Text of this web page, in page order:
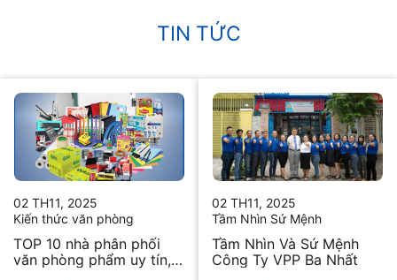
TIN TỨC
02 TH11, 2025
Kiến thức văn phòng
TOP 10 nhà phân phối
văn phòng phẩm uy tín,
02 TH11, 2025
Tầm Nhìn Sứ Mệnh
Tầm Nhìn Và Sứ Mệnh
Công Ty VPP Ba Nhất